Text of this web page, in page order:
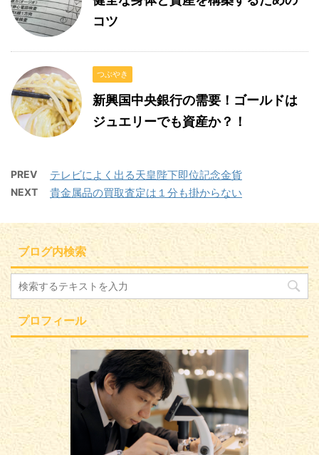
コツ
つぶやき
新興国中央銀行の需要！ゴールドは
ジュエリーでも資産か？！
PREV テレビによく出る天皇陛下即位記念金貨
NEXT 貴金属品の買取査定は１分も掛からない
ブログ内検索
プロフィール